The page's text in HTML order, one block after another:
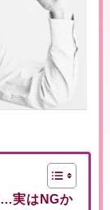
実はNGか